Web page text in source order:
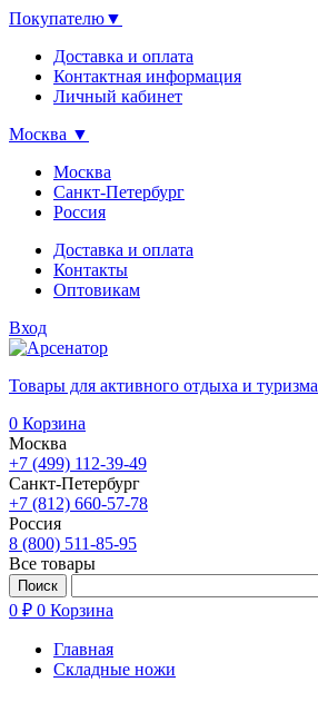
Покупателю▼
Доставка и оплата
Контактная информация
Личный кабинет
Москва ▼
Москва
Санкт-Петербург
Россия
Доставка и оплата
Контакты
Оптовикам
Вход
Товары для активного отдыха и туризма
0 Корзина
Москва
+7 (499) 112-39-49
Санкт-Петербург
+7 (812) 660-57-78
Россия
8 (800) 511-85-95
Все товары
0 ₽ 0 Корзина
Главная
Складные ножи